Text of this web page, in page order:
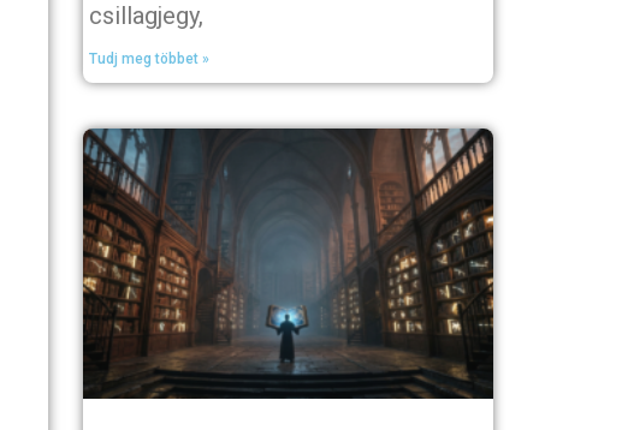
csillagjegy,
Tudj meg többet »